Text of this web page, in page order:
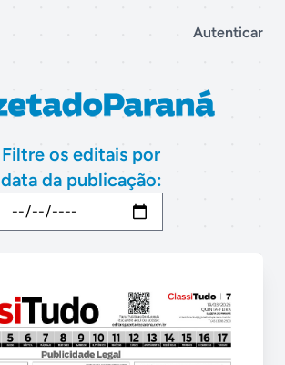
Autenticar
Filtre os editais por
data da publicação: